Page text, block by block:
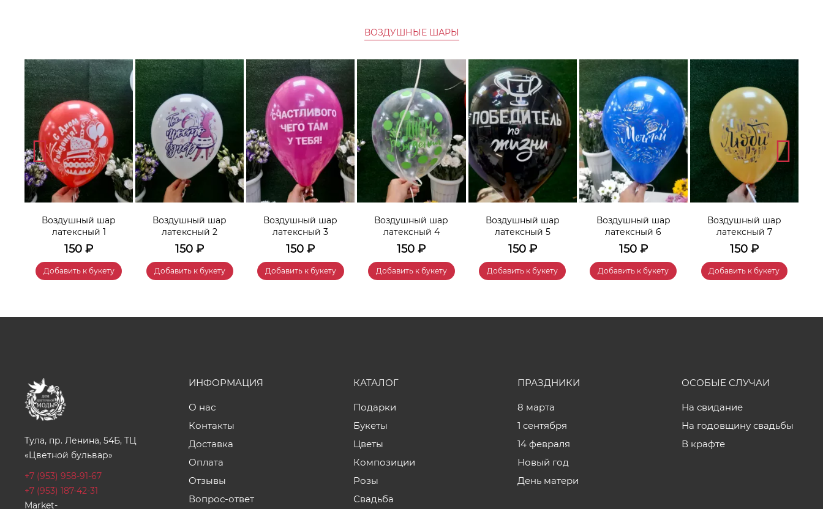
ВОЗДУШНЫЕ ШАРЫ
Воздушный шар
латексный 1
150 ₽
Добавить к букету
Воздушный шар
латексный 2
150 ₽
Добавить к букету
Воздушный шар
латексный 3
150 ₽
Добавить к букету
Воздушный шар
латексный 4
150 ₽
Добавить к букету
Воздушный шар
латексный 5
150₽
Добавить к букету
Воздушный шар
латексный 6
150₽
Добавить к букету
Воздушный шар
латексный 7
150₽
Добавить к букету
Тула, пр. Ленина, 54Б, ТЦ
«Цветной бульвар»
+7 (953) 958-91-67
+7 (953) 187-42-31
Market-
ИНФОРМАЦИЯ
О нас
Контакты
Доставка
Оплата
Отзывы
Вопрос-ответ
КАТАЛОГ
Подарки
Букеты
Цветы
Композиции
Розы
Свадьба
ПРАЗДНИКИ
8 марта
1 сентября
14 февраля
Новый год
День матери
ОСОБЫЕ СЛУЧАИ
На свидание
На годовщину свадьбы
В крафте